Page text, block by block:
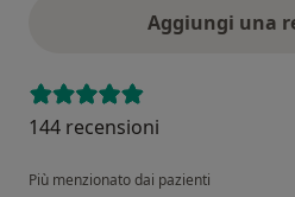
Aggiungi una
144 recensioni
Più menzionato dai pazienti